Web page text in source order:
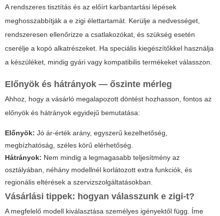
A rendszeres tisztítás és az előírt karbantartási lépések
meghosszabbítják a e zigi élettartamát. Kerülje a nedvességet,
rendszeresen ellenőrizze a csatlakozókat, és szükség esetén
cserélje a kopó alkatrészeket. Ha speciális kiegészítőkkel használja
a készüléket, mindig gyári vagy kompatibilis termékeket válasszon.
Előnyök és hátrányok — őszinte mérleg
Ahhoz, hogy a vásárló megalapozott döntést hozhasson, fontos az
előnyök és hátrányok egyidejű bemutatása:
Előnyök: Jó ár-érték arány, egyszerű kezelhetőség,
megbízhatóság, széles körű elérhetőség.
Hátrányok: Nem mindig a legmagasabb teljesítmény az
osztályában, néhány modellnél korlátozott extra funkciók, és
regionális eltérések a szervizszolgáltatásokban.
Vásárlási tippek: hogyan válasszunk e zigi-t?
A megfelelő modell kiválasztása személyes igényektől függ. Íme